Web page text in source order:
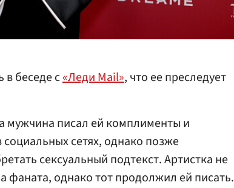
в беседе с«Леди Mail», что ее преследует
мужчина писал ей комплименты и
сетях, однако позже
сексуальный подтекст. Артистка не
фаната, однако тот продолжил ей писать.